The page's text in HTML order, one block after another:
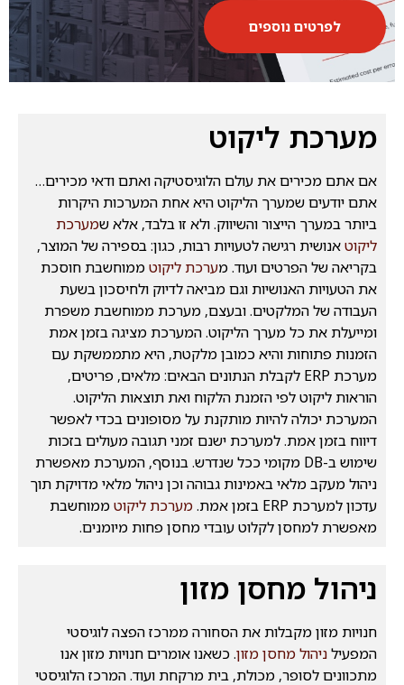
לפרטים נוספים
מערכת ליקוט
אם אתם מכירים את עולם הלוגיסטיקה ואתם ודאי מכירים…
אתם יודעים שמערך הליקוט היא אחת המערכות היקרות
ביותר במערך הייצור והשיווק. ולא זו בלבד, אלא שמערכת
ליקוטאנושית רגישה לטעויות רבות, כגון: בספירה של המוצר,
בקריאה של הפרטים ועוד. מערכת ליקוטממוחשבת חוסכת
את הטעויות האנושיות וגם מביאה לדיוק ולחיסכון בשעת
העבודה של המלקטים. ובעצם, מערכת ממוחשבת משפרת
ומייעלת את כל מערך הליקוט. המערכת מציגה בזמן אמת
הזמנות פתוחות והיא כמובן מלקטת, היא מתממשקת עם
מערכת ERP לקבלת הנתונים הבאים: מלאים, פריטים,
הוראות ליקוט לפי הזמנת הלקוח ואת תוצאות הליקוט.
המערכת יכולה להיות מותקנת על מסופונים בכדי לאפשר
דיווח בזמן אמת. למערכת ישנם זמני תגובה מעולים בזכות
שימוש ב-DB מקומי ככל שנדרש. בנוסף, המערכת מאפשרת
ניהול מעקב מלאי באמינות גבוהה וכן ניהול מלאי מדויקת תוך
עדכון למערכת ERP בזמן אמת.
מערכת ליקוטממוחשבת
מאפשרת למחסן לקלוט עובדי מחסן פחות מיומנים.
ניהול מחסן מזון
חנויות מזון מקבלות את הסחורה ממרכז הפצה לוגיסטי
המפעילניהול מחסן מזון. כשאנו אומרים חנויות מזון אנו
מתכוונים לסופר, מכולת, בית מרקחת ועוד. המרכז הלוגיסטי